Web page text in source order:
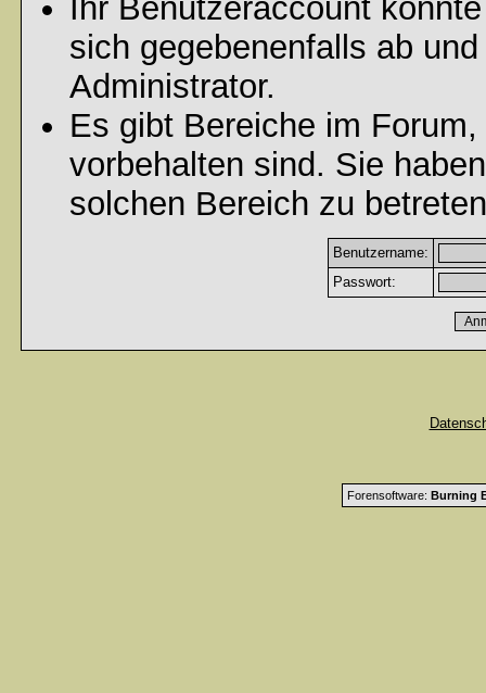
Ihr Benutzeraccount
sich gegebenenfalls ab
Administrator.
Es gibt Bereiche im
vorbehalten sind. Sie
solchen Bereich zu
Benutzername:
Passwort:
Forensoftware: Burning